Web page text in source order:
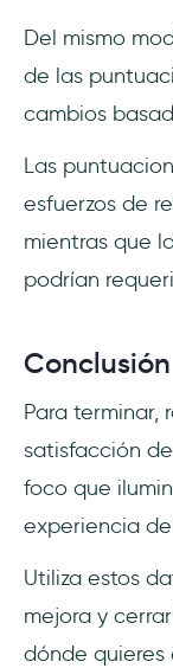
Del mismo
de las
cambios
Las
esfuerzos de
mientras que
podrían
Conclusión
Para terminar,
satisfacción
foco que
experiencia
Utiliza estos
mejora y
dónde quieres